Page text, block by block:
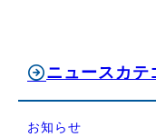
ニュースカテ
お知らせ